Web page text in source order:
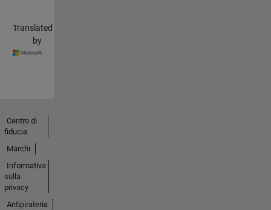
Translated
by
Centro di
fiducia
Marchi
Informativa
sulla
privacy
Antipirateria